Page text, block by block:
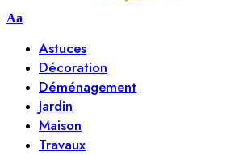
Aa
Astuces
Décoration
Déménagement
Jardin
Maison
Travaux